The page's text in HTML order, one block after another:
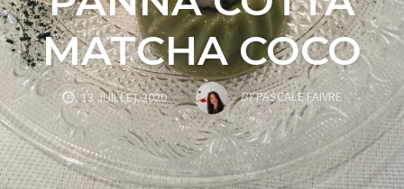
MATCHA COCO
13 JUILLET 2020 BYPASCALE FAIVRE